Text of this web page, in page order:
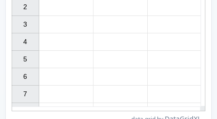
2
3
4
5
6
7